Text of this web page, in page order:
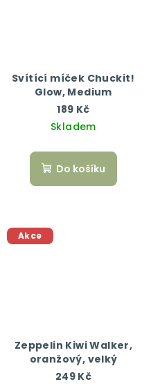
Svítící míček Chuckit!
Glow, Medium
189 Kč
Skladem
Do košíku
Akce
Zeppelin Kiwi Walker,
oranžový, velký
249 Kč